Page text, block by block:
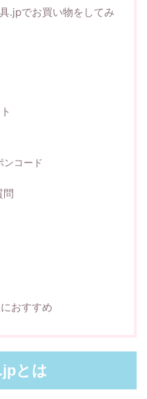
.jpでお買い物をしてみ
ンコード
問
おすすめ
とは